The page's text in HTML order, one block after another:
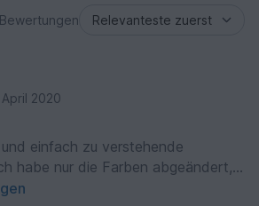
April 2020
einfach zu verstehende
habe nur die Farben abgeändert,
Jungen bekommen. :)